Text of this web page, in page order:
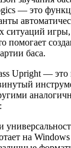
— это
ситуаций
помогает
баса.
Upright — это
на